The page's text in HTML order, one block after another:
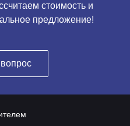
стоимость и
предложение!